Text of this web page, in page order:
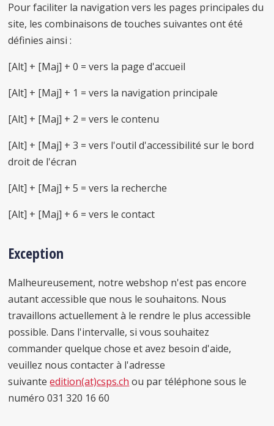
Pour faciliter la navigation vers les pages principales du
site, les combinaisons de touches suivantes ont été
définies ainsi :
[Alt] + [Maj] + 0 = vers la page d'accueil
[Alt] + [Maj] + 1 = vers la navigation principale
[Alt] + [Maj] + 2 = vers le contenu
[Alt] + [Maj] + 3 = vers l'outil d'accessibilité sur le bord
droit de l'écran
[Alt] + [Maj] + 5 = vers la recherche
[Alt] + [Maj] + 6 = vers le contact
Exception
Malheureusement, notre webshop n'est pas encore
autant accessible que nous le souhaitons. Nous
travaillons actuellement à le rendre le plus accessible
possible. Dans l'intervalle, si vous souhaitez
commander quelque chose et avez besoin d'aide,
veuillez nous contacter à l'adresse
suivanteedition(at)csps.ch ou par téléphone sous le
numéro 031 320 16 60